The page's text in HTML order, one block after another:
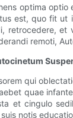
optima
est, quo fit ut
retrocedere,
remoti,
qui
quae
et cingulo
notis